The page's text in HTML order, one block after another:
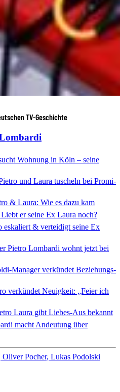
TV-Geschichte
Wohnung in Köln – seine
und Laura tuscheln bei Promi-
& Laura: Wie es dazu kam
Liebt er seine Ex Laura noch?
eskaliert & verteidigt seine Ex
Pietro Lombardi wohnt jetzt bei
Manager verkündet Beziehungs-
verkündet Neuigkeit: „Feier ich
Laura gibt Liebes-Aus bekannt
macht Andeutung über
Oliver Pocher Lukas Podolski